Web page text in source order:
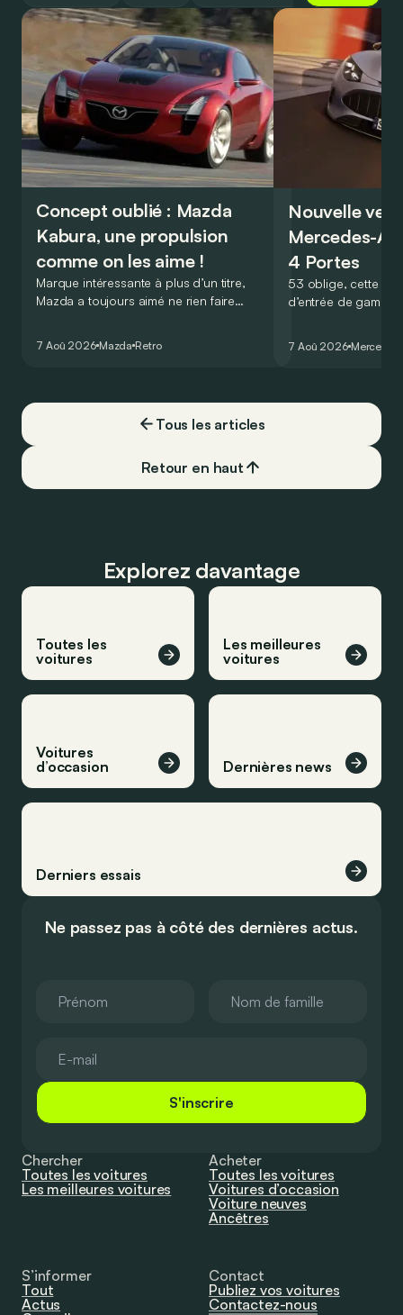
Concept oublié : Mazda
Kabura, une propulsion
comme on les aime !
Marque intéressante à plus d’un titre,
Mazda a toujours aimé ne rien faire
de la plus belle des manières…
7 Aoû 2026 Mazda Retro
Nouvelle
Mercedes-
4 Portes
53 oblige, cette
d’entrée de
moins…
7 Aoû 2026 Mercedes
Tous les articles
Retour en haut
Explorez davantage
Toutes les
voitures
Les meilleures
voitures
Voitures
d’occasion
Dernières news
Derniers essais
Ne passez pas à côté des dernières actus.
S'inscrire
Chercher
Toutes les voitures
Les meilleures voitures
Acheter
Toutes les voitures
Voitures d’occasion
Voiture neuves
Ancêtres
S’informer
Tout
Actus
Contact
Publiez vos voitures
Contactez-nous